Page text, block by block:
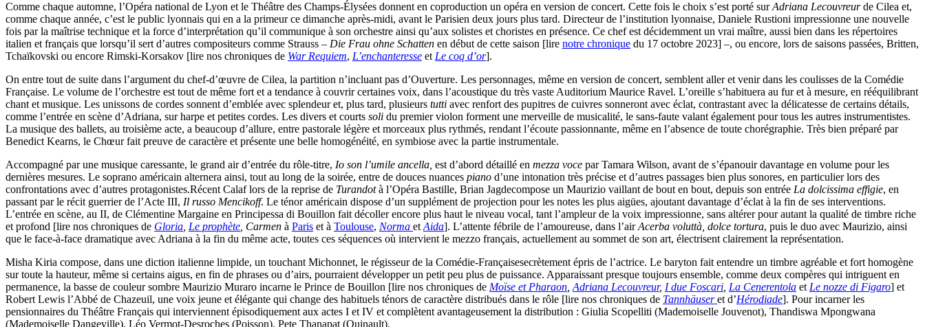
Comme chaque automne, l’Opéra national de Lyon et le Théâtre des Champs-Élysées donnent en coproduction un opéra en version de concert. Cette fois le choix s’est porté surAdriana Lecouvreurde Cilea et,
comme chaque année, c’est le public lyonnais qui en a la primeur ce dimanche après-midi, avant le Parisien deux jours plus tard. Directeur de l’institution lyonnaise, Daniele Rustioni impressionne une nouvelle
fois par la maîtrise technique et la force d’interprétation qu’il communique à son orchestre ainsi qu’aux solistes et choristes en présence. Ce chef est décidemment un vrai maître, aussi bien dans les répertoires
italien et français que lorsqu’il sert d’autres compositeurs comme Strauss – Die Frau ohne Schatten en début de cette saison [lire notre chronique du 17 octobre 2023] –, ou encore, lors de saisons passées, Britten,
Tchaïkovski ou encore Rimski-Korsakov [lire nos chroniques de War Requiem, L’enchanteresse et Le coq d’or].
On entre tout de suite dans l’argument du chef-d’œuvre de Cilea, la partition n’incluant pas d’Ouverture. Les personnages, même en version de concert, semblent aller et venir dans les coulisses de la Comédie
Française. Le volume de l’orchestre est tout de même fort et a tendance à couvrir certaines voix, dans l’acoustique du très vaste Auditorium Maurice Ravel. L’oreille s’habituera au fur et à mesure, en rééquilibrant
chant et musique. Les unissons de cordes sonnent d’emblée avec splendeur et, plus tard, plusieurs tutti avec renfort des pupitres de cuivres sonneront avec éclat, contrastant avec la délicatesse de certains détails,
comme l’entrée en scène d’Adriana, sur harpe et petites cordes. Les divers et courts soli du premier violon forment une merveille de musicalité, le sans-faute valant également pour tous les autres instrumentistes.
La musique des ballets, au troisième acte, a beaucoup d’allure, entre pastorale légère et morceaux plus rythmés, rendant l’écoute passionnante, même en l’absence de toute chorégraphie. Très bien préparé par
Benedict Kearns, le Chœur fait preuve de caractère et présente une belle homogénéité, en symbiose avec la partie instrumentale.
Accompagné par une musique caressante, le grand air d’entrée du rôle-titre, Io son l’umile ancella, est d’abord détaillé en mezza voce par Tamara Wilson, avant de s’épanouir davantage en volume pour les
dernières mesures. Le soprano américain alternera ainsi, tout au long de la soirée, entre de douces nuances piano d’une intonation très précise et d’autres passages bien plus sonores, en particulier lors des
confrontations avec d’autres protagonistes.Récent Calaf lors de la reprise de Turandotà l’Opéra Bastille, Brian Jagdecompose un Maurizio vaillant de bout en bout, depuis son entrée La dolcissima effigie, en
passant par le récit guerrier de l’Acte III, Il russo Mencikoff. Le ténor américain dispose d’un supplément de projection pour les notes les plus aigües, ajoutant davantage d’éclat à la fin de ses interventions.
L’entrée en scène, au II, de Clémentine Margaine en Principessa di Bouillon fait décoller encore plus haut le niveau vocal, tant l’ampleur de la voix impressionne, sans altérer pour autant la qualité de timbre riche
et profond [lire nos chroniques de Gloria Le prophète , Carmen à Paris et à Toulouse, Norma et Aida]. L’attente fébrile de l’amoureuse, dans l’airAcerba voluttà, dolce tortura, puis le duo avec Maurizio, ainsi
que le face-à-face dramatique avec Adriana à la fin du même acte, toutes ces séquences où intervient le mezzo français, actuellement au sommet de son art, électrisent clairement la représentation.
Misha Kiria compose, dans une diction italienne limpide, un touchant Michonnet, le régisseur de la Comédie-Françaisesecrètement épris de l’actrice. Le baryton fait entendre un timbre agréable et fort homogène
sur toute la hauteur, même si certains aigus, en fin de phrases ou d’airs, pourraient développer un petit peu plus de puissance. Apparaissant presque toujours ensemble, comme deux compères qui intriguent en
permanence, la basse de couleur sombre Maurizio Muraro incarne le Prince de Bouillon [lire nos chroniques de Moïse et Pharaon Adriana Lecouvreur, I due Foscari La Cenerentola et Le nozze di Figaro] et
Robert Lewis l’Abbé de Chazeuil, une voix jeune et élégante qui change des habituels ténors de caractère distribués dans le rôle [lire nos chroniques de Tannhäuseret d’Hérodiade]. Pour incarner les
pensionnaires du Théâtre Français qui interviennent épisodiquement aux actes I et IV et complètent avantageusement la distribution : Giulia Scopelliti (Mademoiselle Jouvenot), Thandiswa Mpongwana
(Mademoiselle Dangeville), Léo Vermot-Desroches (Poisson), Pete Thanapat (Quinault).